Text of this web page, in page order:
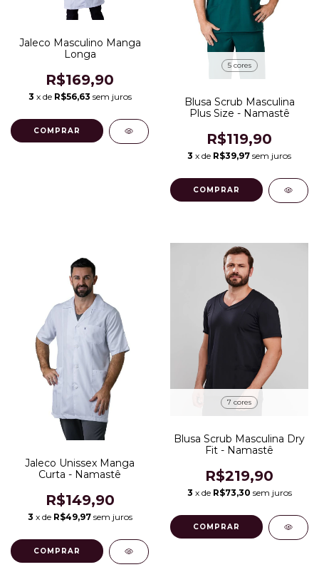
Jaleco Masculino Manga
Longa
R$169,90
3 x de R$56,63 sem juros
COMPRAR
5 cores
Blusa Scrub Masculina
Plus Size - Namastê
R$119,90
3 x de R$39,97 sem juros
COMPRAR
Jaleco Unissex Manga
Curta - Namastê
R$149,90
3 x de R$49,97 sem juros
COMPRAR
7 cores
Blusa Scrub Masculina Dry
Fit - Namastê
R$219,90
3 x de R$73,30 sem juros
COMPRAR